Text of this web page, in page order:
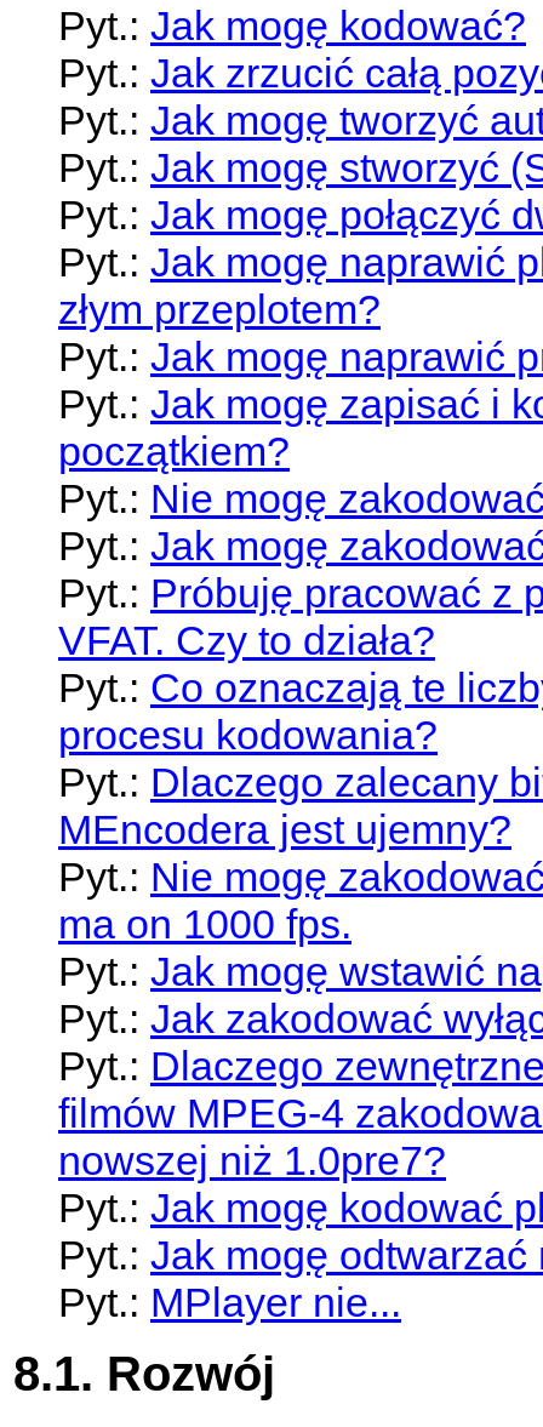
Pyt.: Jak mogę kodować?
Pyt.: Jak zrzucić całą
Pyt.: Jak mogę tworzyć
Pyt.: Jak mogę stworzyć
Pyt.: Jak mogę połączyć
Pyt.: Jak mogę naprawić
złym przeplotem?
Pyt.: Jak mogę naprawić
Pyt.: Jak mogę zapisać i
początkiem?
Pyt.: Nie mogę
Pyt.: Jak mogę
Pyt.: Próbuję pracować z
VFAT. Czy to działa?
Pyt.: Co oznaczają te
procesu kodowania?
Pyt.: Dlaczego zalecany
MEncodera jest ujemny?
Pyt.: Nie mogę
ma on 1000 fps.
Pyt.: Jak mogę wstawić
Pyt.: Jak zakodować
Pyt.: Dlaczego
filmów MPEG-4
nowszej niż 1.0pre7?
Pyt.: Jak mogę kodować
Pyt.: Jak mogę
Pyt.: MPlayer nie...
8.1. Rozwój